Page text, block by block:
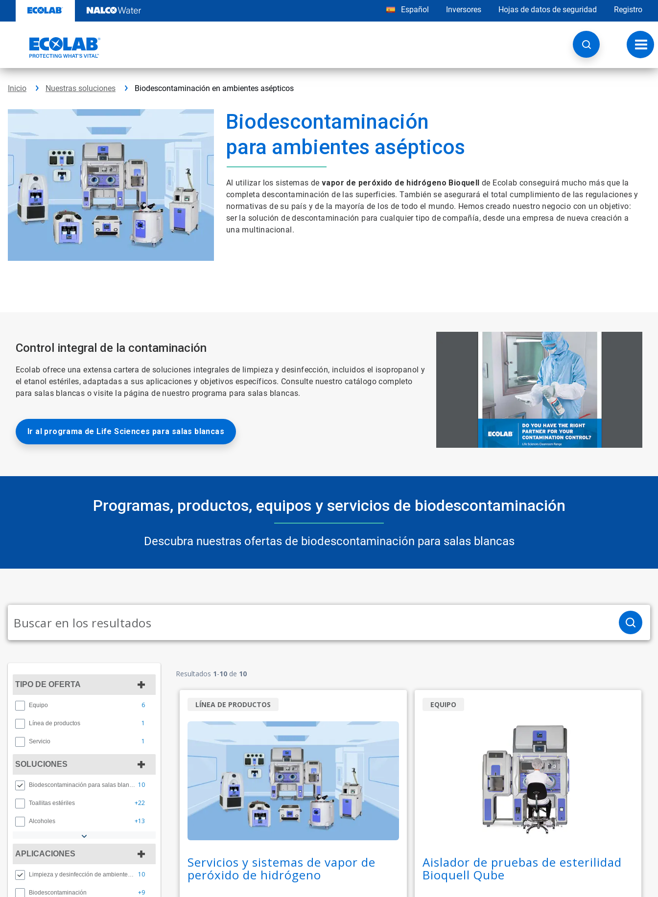
contenido
Español Inversores Hojas de datos de seguridad Registro
de
Inicio Nuestras soluciones Biodescontaminación en ambientes asépticos
Biodescontaminación
para ambientes asépticos
Al utilizar los sistemas devapor de peróxido de hidrógeno Bioquell de Ecolab conseguirá mucho más que la
completa descontaminación de las superficies. También se asegurará el total cumplimiento de las regulaciones y
normativas de su país y de la mayoría de los de todo el mundo. Hemos creado nuestro negocio con un objetivo:
ser la solución de descontaminación para cualquier tipo de compañía, desde una empresa de nueva creación a
una multinacional.
Control integral de la contaminación
Ecolab ofrece una extensa cartera de soluciones integrales de limpieza y desinfección, incluidos el isopropanol y
el etanol estériles, adaptadas a sus aplicaciones y objetivos específicos. Consulte nuestro catálogo completo
para salas blancas o visite la página de nuestro programa para salas blancas.
Ir al programa de Life Sciences para salas blancas
Programas, productos, equipos y servicios de biodescontaminación
Descubra nuestras ofertas de biodescontaminación para salas blancas
TIPO DE OFERTA
Equipo 6
Línea de productos 1
Servicio 1
SOLUCIONES
Biodescontaminación para salas blancas 10
Toallitas estériles +22
Alcoholes +13
APLICACIONES
Limpieza y desinfección de ambientes asépticos 10
Biodescontaminación +9
Resultados 1-10 de 10
Servicios y sistemas de vapor de
peróxido de hidrógeno
LÍNEA DE PRODUCTOS
Aislador de pruebas de esterilidad
Bioquell Qube
EQUIPO